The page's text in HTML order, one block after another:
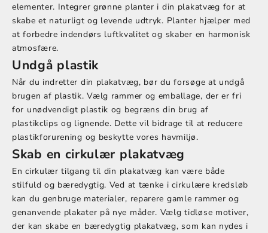
elementer. Integrer grønne planter i din plakatvæg for at
skabe et naturligt og levende udtryk. Planter hjælper med
at forbedre indendørs luftkvalitet og skaber en harmonisk
atmosfære.
Undgå plastik
Når du indretter din plakatvæg, bør du forsøge at undgå
brugen af plastik. Vælg rammer og emballage, der er fri
for unødvendigt plastik og begræns din brug af
plastikclips og lignende. Dette vil bidrage til at reducere
plastikforurening og beskytte vores havmiljø.
Skab en cirkulær plakatvæg
En cirkulær tilgang til din plakatvæg kan være både
stilfuld og bæredygtig. Ved at tænke i cirkulære kredsløb
kan du genbruge materialer, reparere gamle rammer og
genanvende plakater på nye måder. Vælg tidløse motiver,
der kan skabe en bæredygtig plakatvæg, som kan nydes i